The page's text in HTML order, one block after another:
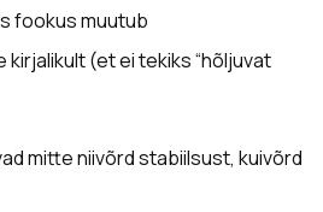
fookus muutub
(et ei tekiks “hõljuvat
mitte niivõrd stabiilsust, kuivõrd